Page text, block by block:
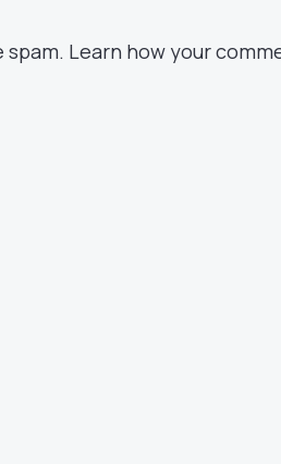
spam. Learn how your